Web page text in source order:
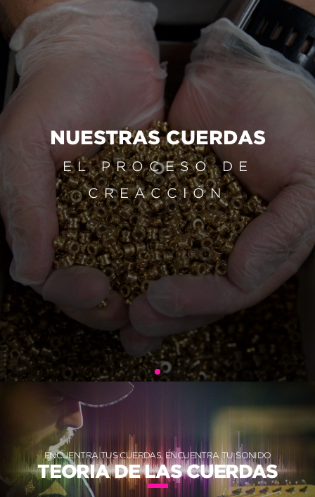
NUESTRAS CUERDAS
EL PROCESO DE
CREACCIÓN
ENCUENTRA TUS CUERDAS, ENCUENTRA TU SONIDO
TEORIA DE LAS CUERDAS